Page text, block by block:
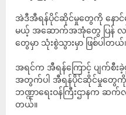
အဲဒီအီရန်ပိုင်ဆိုင်မှုတွေကို နောင်မှ
မယ့် အဆောက်အအုံတွေ ပြန် လ
တွေမှာ သုံးစွဲသွားမှာ ဖြစ်ပါတယ်
အရင်က အီရန်ကြောင့် ပျက်စီး
အတွက်ပါ အီရန်ပိုင်ဆိုင်မှုတွေ
ဘဏ္ဍာရေးဝန်ကြီးဌာနက
တယ်။